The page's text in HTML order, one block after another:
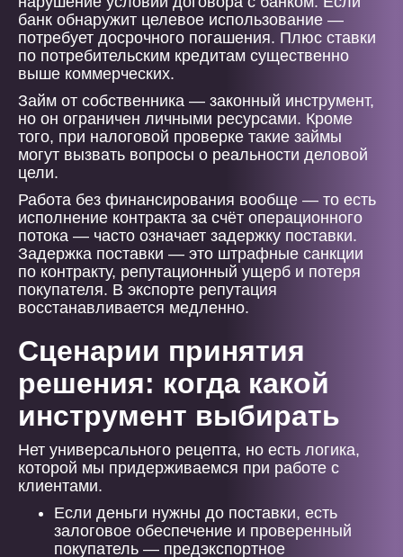
банк обнаружит целевое использование —
потребует досрочного погашения. Плюс ставки
по потребительским кредитам существенно
выше коммерческих.
Займ от собственника — законный инструмент,
но он ограничен личными ресурсами. Кроме
того, при налоговой проверке такие займы
могут вызвать вопросы о реальности деловой
цели.
Работа без финансирования вообще — то есть
исполнение контракта за счёт операционного
потока — часто означает задержку поставки.
Задержка поставки — это штрафные санкции
по контракту, репутационный ущерб и потеря
покупателя. В экспорте репутация
восстанавливается медленно.
Сценарии принятия
решения: когда какой
инструмент выбирать
Нет универсального рецепта, но есть логика,
которой мы придерживаемся при работе с
клиентами.
Если деньги нужны до поставки, есть
залоговое обеспечение и проверенный
покупатель — предэкспортное